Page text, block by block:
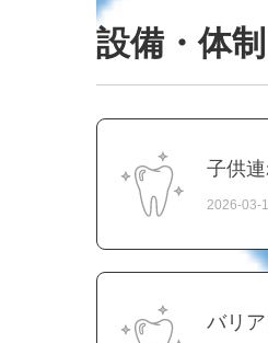
設備・体制
子供
2026-03-
バリ